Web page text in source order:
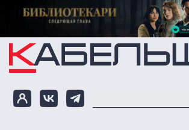
Перейти к основному содержанию